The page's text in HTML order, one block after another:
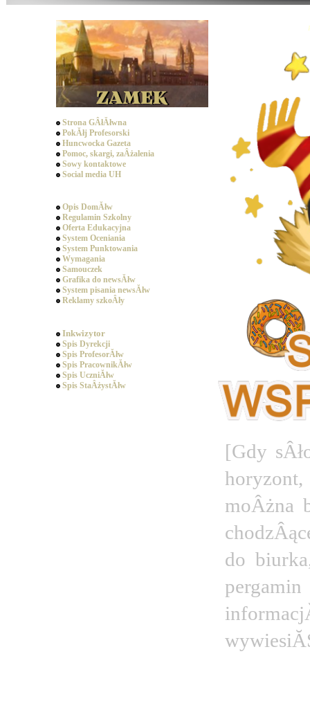
Strona GÂłĂłwna
PokĂłj Profesorski
Huncwocka Gazeta
Pomoc, skargi, zaÂżalenia
Sowy kontaktowe
Social media UH
Opis DomĂłw
Regulamin Szkolny
Oferta Edukacyjna
System Oceniania
System Punktowania
Wymagania
Samouczek
Grafika do newsĂłw
System pisania newsĂłw
Reklamy szkoÂły
Inkwizytor
Spis Dyrekcji
Spis ProfesorĂłw
Spis PracownikĂłw
Spis UczniĂłw
Spis StaÂżystĂłw
[Gdy
moÂżna
do